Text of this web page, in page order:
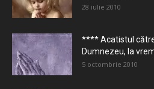
28 iulie 2010
**** Acatistul
Dumnezeu, la
5 octombrie 2010